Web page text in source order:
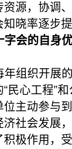
源，协调
晓率逐步
字会的自身
组织开展
民心工程”
主动参与
社会发展
极作用，